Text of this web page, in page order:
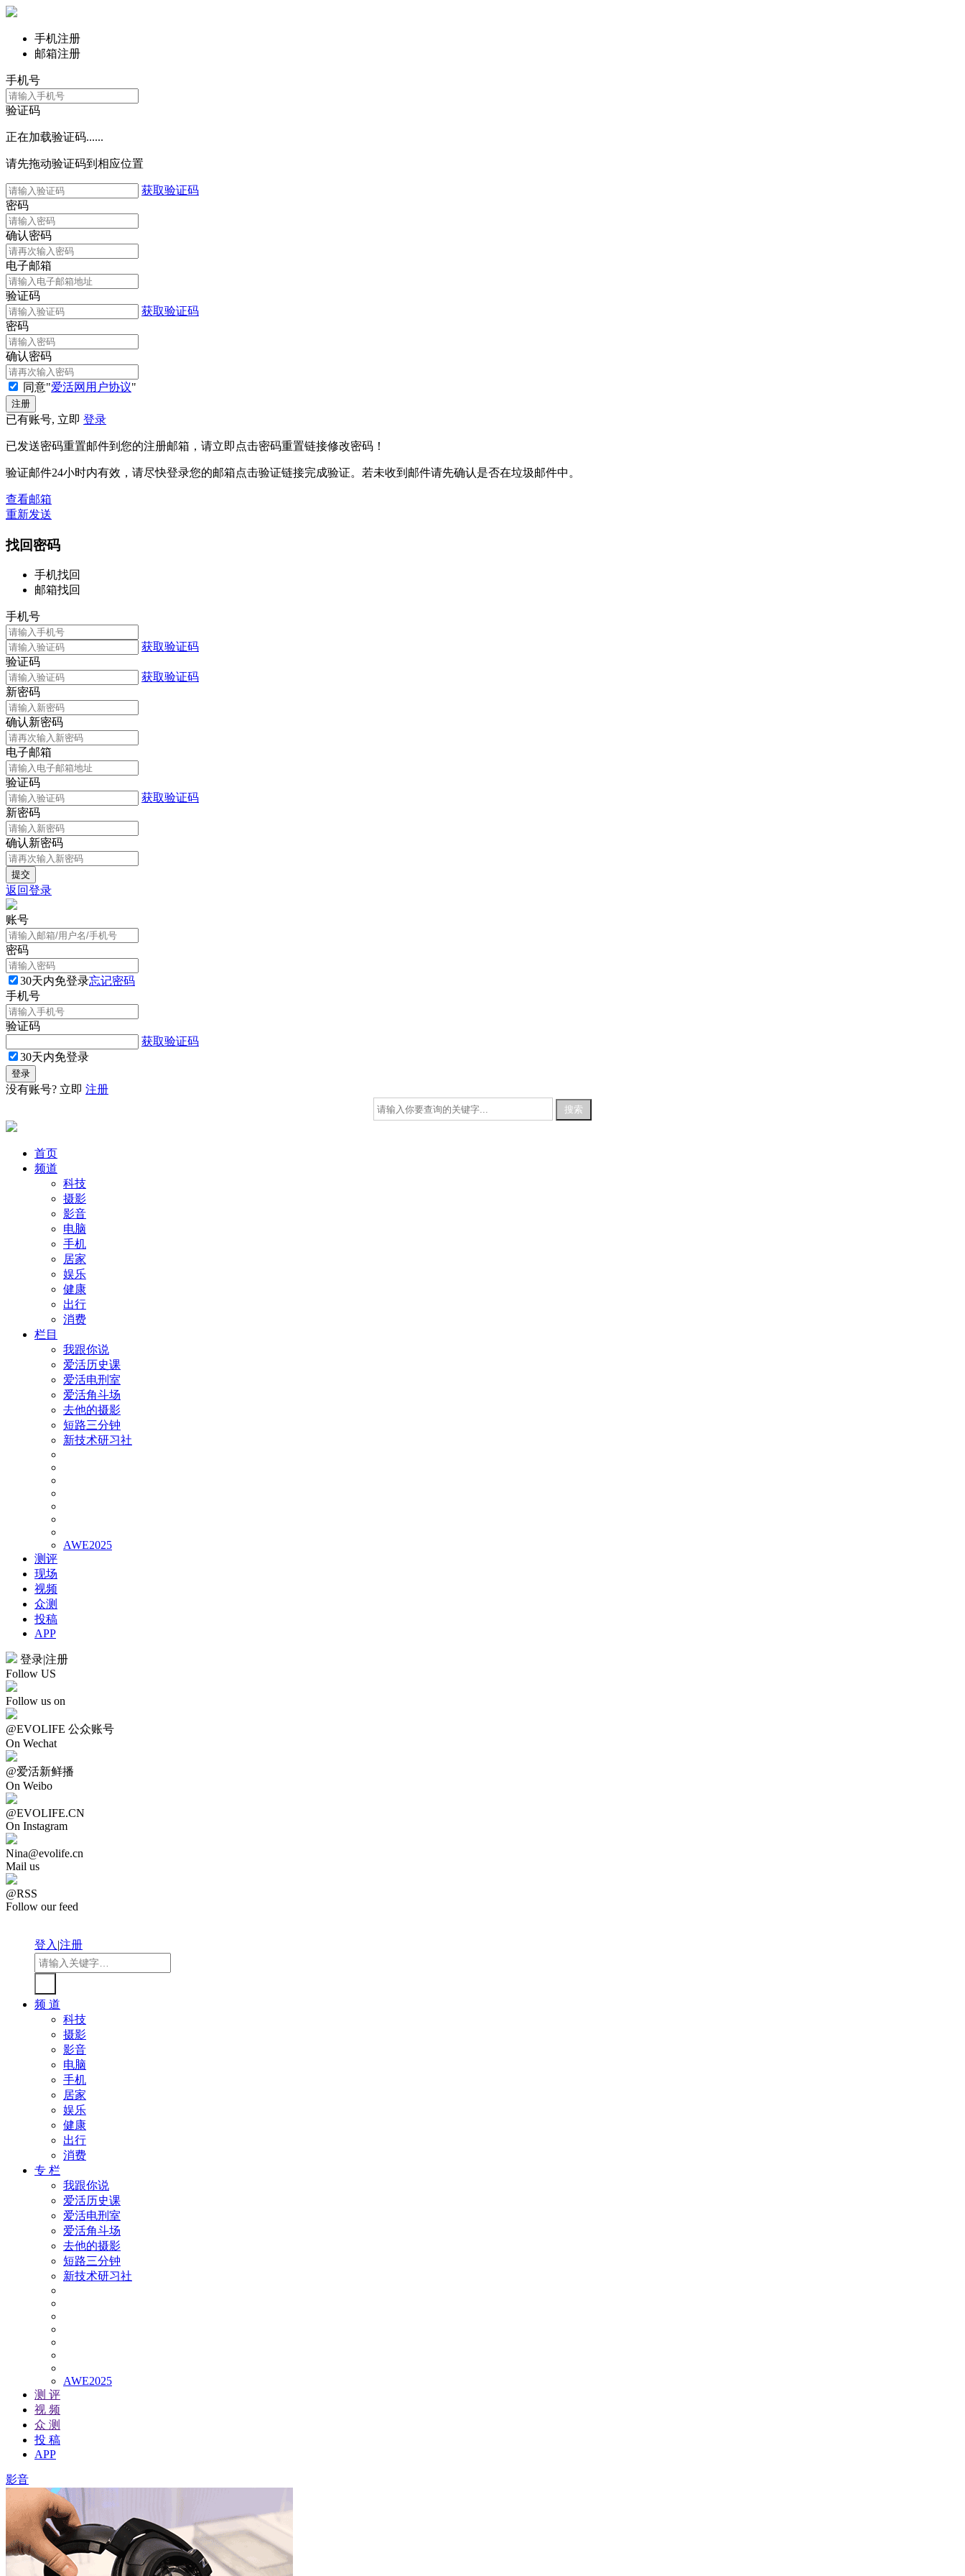
手机注册
邮箱注册
手机号
验证码
正在加载验证码......
请先拖动验证码到相应位置
获取验证码
密码
确认密码
电子邮箱
验证码
获取验证码
密码
确认密码
同意"爱活网用户协议"
已有账号, 立即 登录
已发送密码重置邮件到您的注册邮箱，请立即点击密码重置链接修改密码！
验证邮件24小时内有效，请尽快登录您的邮箱点击验证链接完成验证。若未收到邮件请先确认是否在垃圾邮件中。
查看邮箱
重新发送
找回密码
手机找回
邮箱找回
手机号
获取验证码
验证码
获取验证码
新密码
确认新密码
电子邮箱
验证码
获取验证码
新密码
确认新密码
返回登录
账号
密码
30天内免登录忘记密码
手机号
验证码
获取验证码
30天内免登录
没有账号? 立即 注册
首页
频道
科技
摄影
影音
电脑
手机
居家
娱乐
健康
出行
消费
栏目
我跟你说
爱活历史课
爱活电刑室
爱活角斗场
去他的摄影
短路三分钟
新技术研习社
AWE2025
测评
现场
视频
众测
投稿
APP
登录|注册
Follow US
Follow us on
@EVOLIFE 公众账号
On Wechat
@爱活新鲜播
On Weibo
@EVOLIFE.CN
On Instagram
Nina@evolife.cn
Mail us
@RSS
Follow our feed
登入|注册
频 道
科技
摄影
影音
电脑
手机
居家
娱乐
健康
出行
消费
专 栏
我跟你说
爱活历史课
爱活电刑室
爱活角斗场
去他的摄影
短路三分钟
新技术研习社
AWE2025
测 评
视 频
众 测
投 稿
APP
影音